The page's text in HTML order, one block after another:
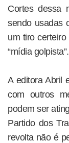
Cortes dessa
sendo usadas
um tiro
“mídia golpista”.
A editora Abril
com outros
podem ser
Partido dos
revolta não é